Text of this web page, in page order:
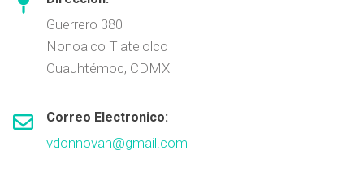
Guerrero 380
Nonoalco Tlatelolco
Cuauhtémoc, CDMX
Correo Electronico:
vdonnovan@gmail.com